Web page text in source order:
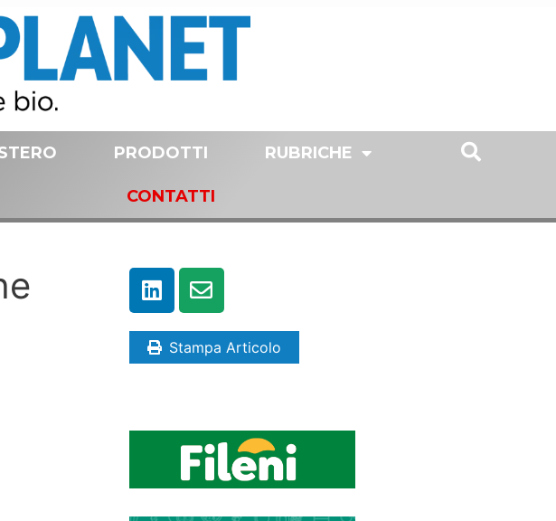
PRODOTTI RUBRICHE
CONTATTI
Stampa Articolo